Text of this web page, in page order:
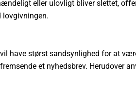
eller ulovligt bliver slettet,
lovgivningen.
have størst sandsynlighed for at
et nyhedsbrev. Herudover